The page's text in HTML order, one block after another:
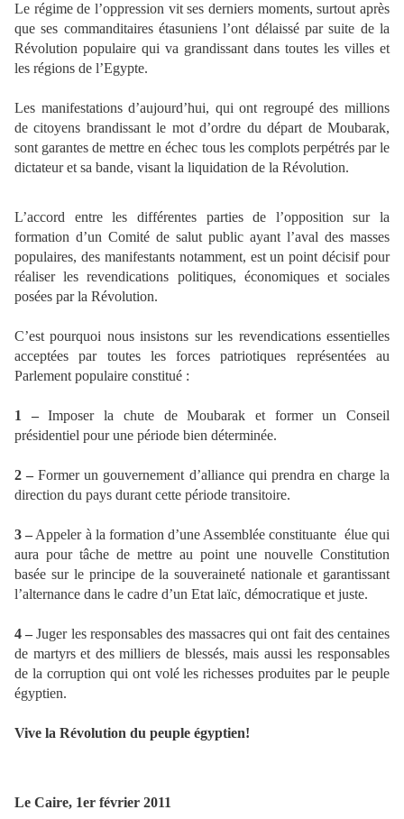
Le régime de l’oppression vit ses derniers moments, surtout après
que ses commanditaires étasuniens l’ont délaissé par suite de la
Révolution populaire qui va grandissant dans toutes les villes et
les régions de l’Egypte.
Les manifestations d’aujourd’hui, qui ont regroupé des millions
de citoyens brandissant le mot d’ordre du départ de Moubarak,
sont garantes de mettre en échec tous les complots perpétrés par le
dictateur et sa bande, visant la liquidation de la Révolution.
L’accord entre les différentes parties de l’opposition sur la
formation d’un Comité de salut public ayant l’aval des masses
populaires, des manifestants notamment, est un point décisif pour
réaliser les revendications politiques, économiques et sociales
posées par la Révolution.
C’est pourquoi nous insistons sur les revendications essentielles
acceptées par toutes les forces patriotiques représentées au
Parlement populaire constitué :
1 –Imposer la chute de Moubarak et former un Conseil
présidentiel pour une période bien déterminée.
2 – Former un gouvernement d’alliance qui prendra en charge la
direction du pays durant cette période transitoire.
3 – Appeler à la formation d’une Assemblée constituante élue qui
aura pour tâche de mettre au point une nouvelle Constitution
basée sur le principe de la souveraineté nationale et garantissant
l’alternance dans le cadre d’un Etat laïc, démocratique et juste.
4 – Juger les responsables des massacres qui ont fait des centaines
de martyrs et des milliers de blessés, mais aussi les responsables
de la corruption qui ont volé les richesses produites par le peuple
égyptien.
Vive la Révolution du peuple égyptien!
Le Caire, 1er février 2011